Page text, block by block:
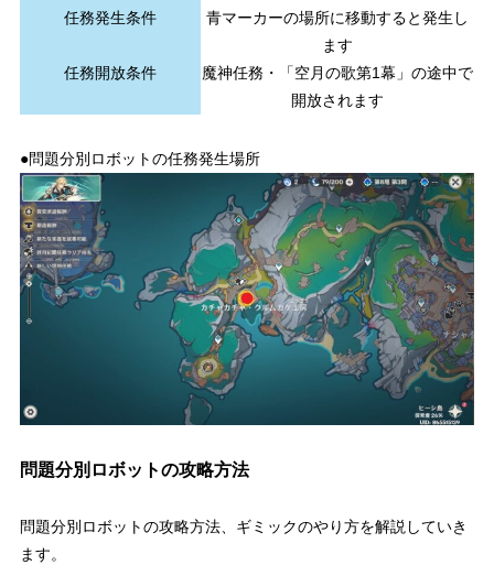
任務発生条件
青マーカーの場所に移動すると発生し
ます
任務開放条件
魔神任務・「空月の歌第1幕 」の途中で
開放されます
●問題分別ロボットの任務発生場所
問題分別ロボットの攻略方法
問題分別ロボットの攻略方法、ギミックのやり方を解説していき
ます。